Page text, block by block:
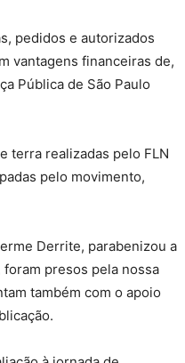
pedidos e autorizados
vantagens financeiras de,
Pública de São Paulo
terra realizadas pelo FLN
pelo movimento,
Derrite, parabenizou a
foram presos pela nossa
também com o apoio